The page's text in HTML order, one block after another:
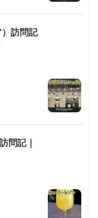
訪問記
問記｜